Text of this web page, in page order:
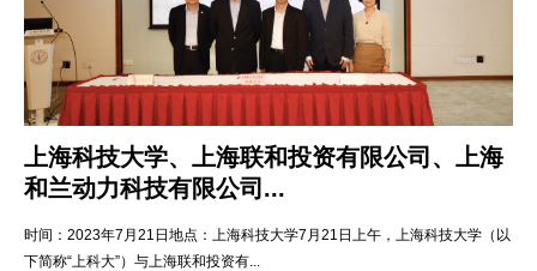
上海科技大学、上海联和投资有限公司、上海
和兰动力科技有限公司...
时间：2023年7月21日地点：上海科技大学7月21日上午，上海科技大学（以
下简称“上科大”）与上海联和投资有...